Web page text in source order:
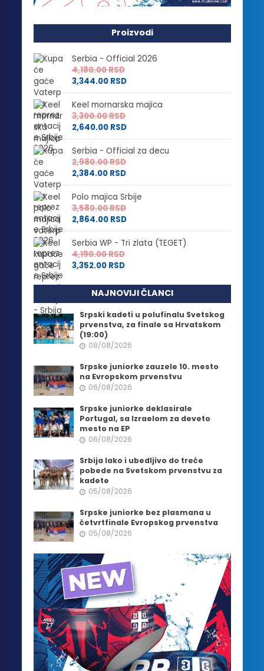
Proizvodi
Serbia - Official 2026
4,180.00RSD
3,344.00 RSD
Keel mornarska majica
3,300.00RSD
2,640.00 RSD
Serbia - Official za decu
2,980.00RSD
2,384.00 RSD
Polo majica Srbije
3,580.00RSD
2,864.00 RSD
Serbia WP - Tri zlata (TEGET)
4,190.00RSD
3,352.00 RSD
NAJNOVIJI ČLANCI
Srpski kadeti u polufinalu Svetskog
prvenstva, za finale sa Hrvatskom
(19:00)
08/08/2026
Srpske juniorke zauzele 10. mesto
na Evropskom prvenstvu
06/08/2026
Srpske juniorke deklasirale
Portugal, sa Izraelom za deveto
mesto na EP
06/08/2026
Srbija lako i ubedljivo do treće
pobede na Svetskom prvenstvu za
kadete
05/08/2026
Srpske juniorke bez plasmana u
četvrtfinale Evropskog prvenstva
05/08/2026